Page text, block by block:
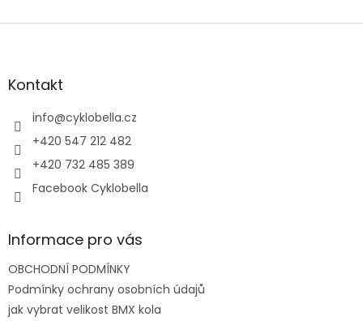
Z
aKontakt
info@cyklobella.cz
+420 547 212 482
+420 732 485 389
Facebook Cyklobella
Informace pro vás
OBCHODNÍ PODMÍNKY
Podmínky ochrany osobních údajů
jak vybrat velikost BMX kola